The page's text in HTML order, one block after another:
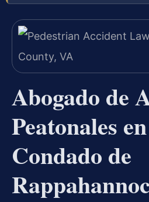
Abogado de
Peatonales
Condado de